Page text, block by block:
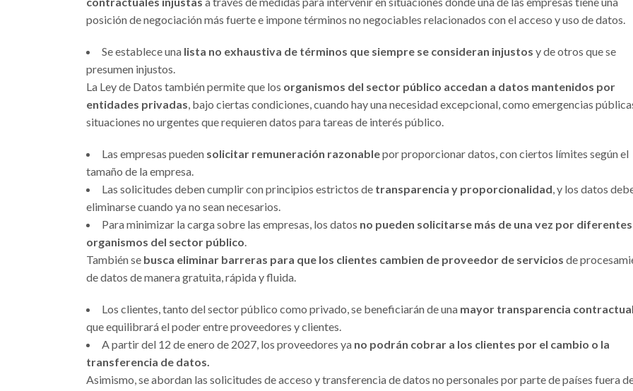
posición de negociación más fuerte e impone términos no negociables relacionados con el acceso y uso de datos.
Se establece una lista no exhaustiva de términos que siempre se consideran injustos y de otros que se
presumen injustos.
La Ley de Datos también permite que los organismos del sector público accedan a datos mantenidos por
entidades privadas, bajo ciertas condiciones, cuando hay una necesidad excepcional, como emergencias
situaciones no urgentes que requieren datos para tareas de interés público.
Las empresas pueden solicitar remuneración razonablepor proporcionar datos, con ciertos límites según el
tamaño de la empresa.
Las solicitudes deben cumplir con principios estrictos de transparencia y proporcionalidad, y los datos
eliminarse cuando ya no sean necesarios.
Para minimizar la carga sobre las empresas, los datos no pueden solicitarse más de una vez por diferentes
organismos del sector público.
También se busca eliminar barreras para que los clientes cambien de proveedor de servicios de
de datos de manera gratuita, rápida y fluida.
Los clientes, tanto del sector público como privado, se beneficiarán de una mayor transparencia contractual
que equilibrará el poder entre proveedores y clientes.
A partir del 12 de enero de 2027, los proveedores ya no podrán cobrar a los clientes por el cambio o la
transferencia de datos.
Asimismo, se abordan las solicitudes de acceso y transferencia de datos no personales por parte de países fuera